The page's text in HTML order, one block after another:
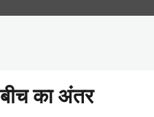
का अंतर